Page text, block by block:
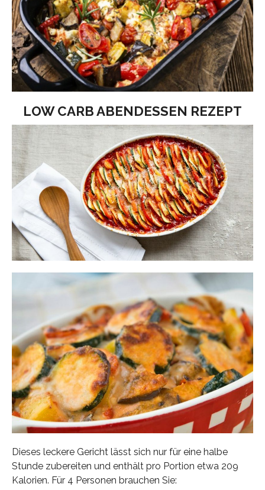
LOW CARB ABENDESSEN REZEPT
Dieses leckere Gericht lässt sich nur für eine halbe
Stunde zubereiten und enthält pro Portion etwa 209
Kalorien. Für 4 Personen brauchen Sie: